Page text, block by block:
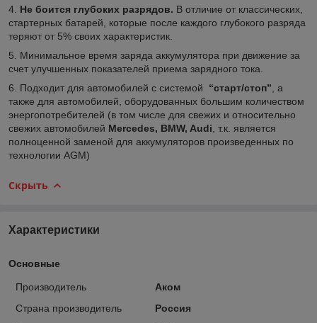
4. Не боится глубоких разрядов. В отличие от классических,
стартерных батарей, которые после каждого глубокого разряда
теряют от 5% своих характеристик.
5. Минимальное время заряда аккумулятора при движение за
счет улучшенных показателей приема зарядного тока.
6. Подходит для автомобилей с системой “старт/стоп” , а
также для автомобилей, оборудованных большим количеством
энергопотребителей (в том числе для свежих и относительно
свежих автомобилей Mercedes, BMW, Audi , т.к. является
полноценной заменой для аккумуляторов произведенных по
технологии AGM)
Скрыть
Характеристики
Основные
Производитель
Аком
Страна производитель
Россия